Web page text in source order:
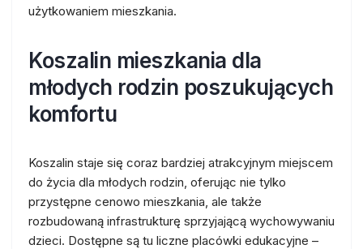
użytkowaniem mieszkania.
Koszalin mieszkania dla
młodych rodzin poszukujących
komfortu
Koszalin staje się coraz bardziej atrakcyjnym miejscem
do życia dla młodych rodzin, oferując nie tylko
przystępne cenowo mieszkania, ale także
rozbudowaną infrastrukturę sprzyjającą wychowywaniu
dzieci. Dostępne są tu liczne placówki edukacyjne –